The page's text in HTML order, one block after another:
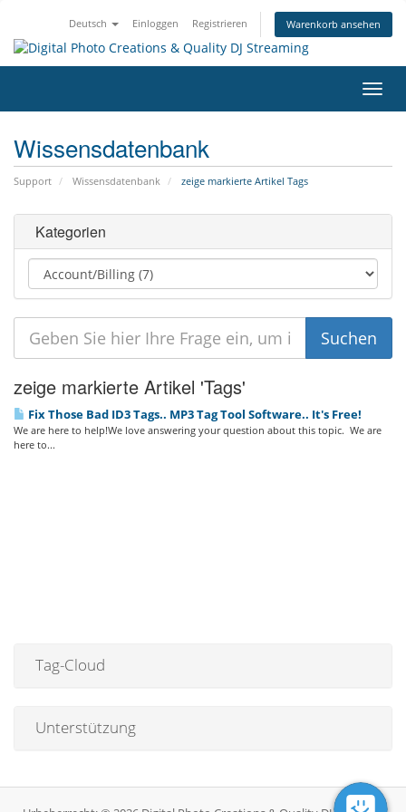
Deutsch Einloggen Registrieren Warenkorb ansehen
ein-/
Wissensdatenbank
Support Wissensdatenbank zeige markierte Artikel Tags
Kategorien
zeige markierte Artikel 'Tags'
Fix Those Bad ID3 Tags.. MP3 Tag Tool Software.. It's Free!
We are here to help!We love answering your question about this topic. We are
here to...
Tag-Cloud
Unterstützung